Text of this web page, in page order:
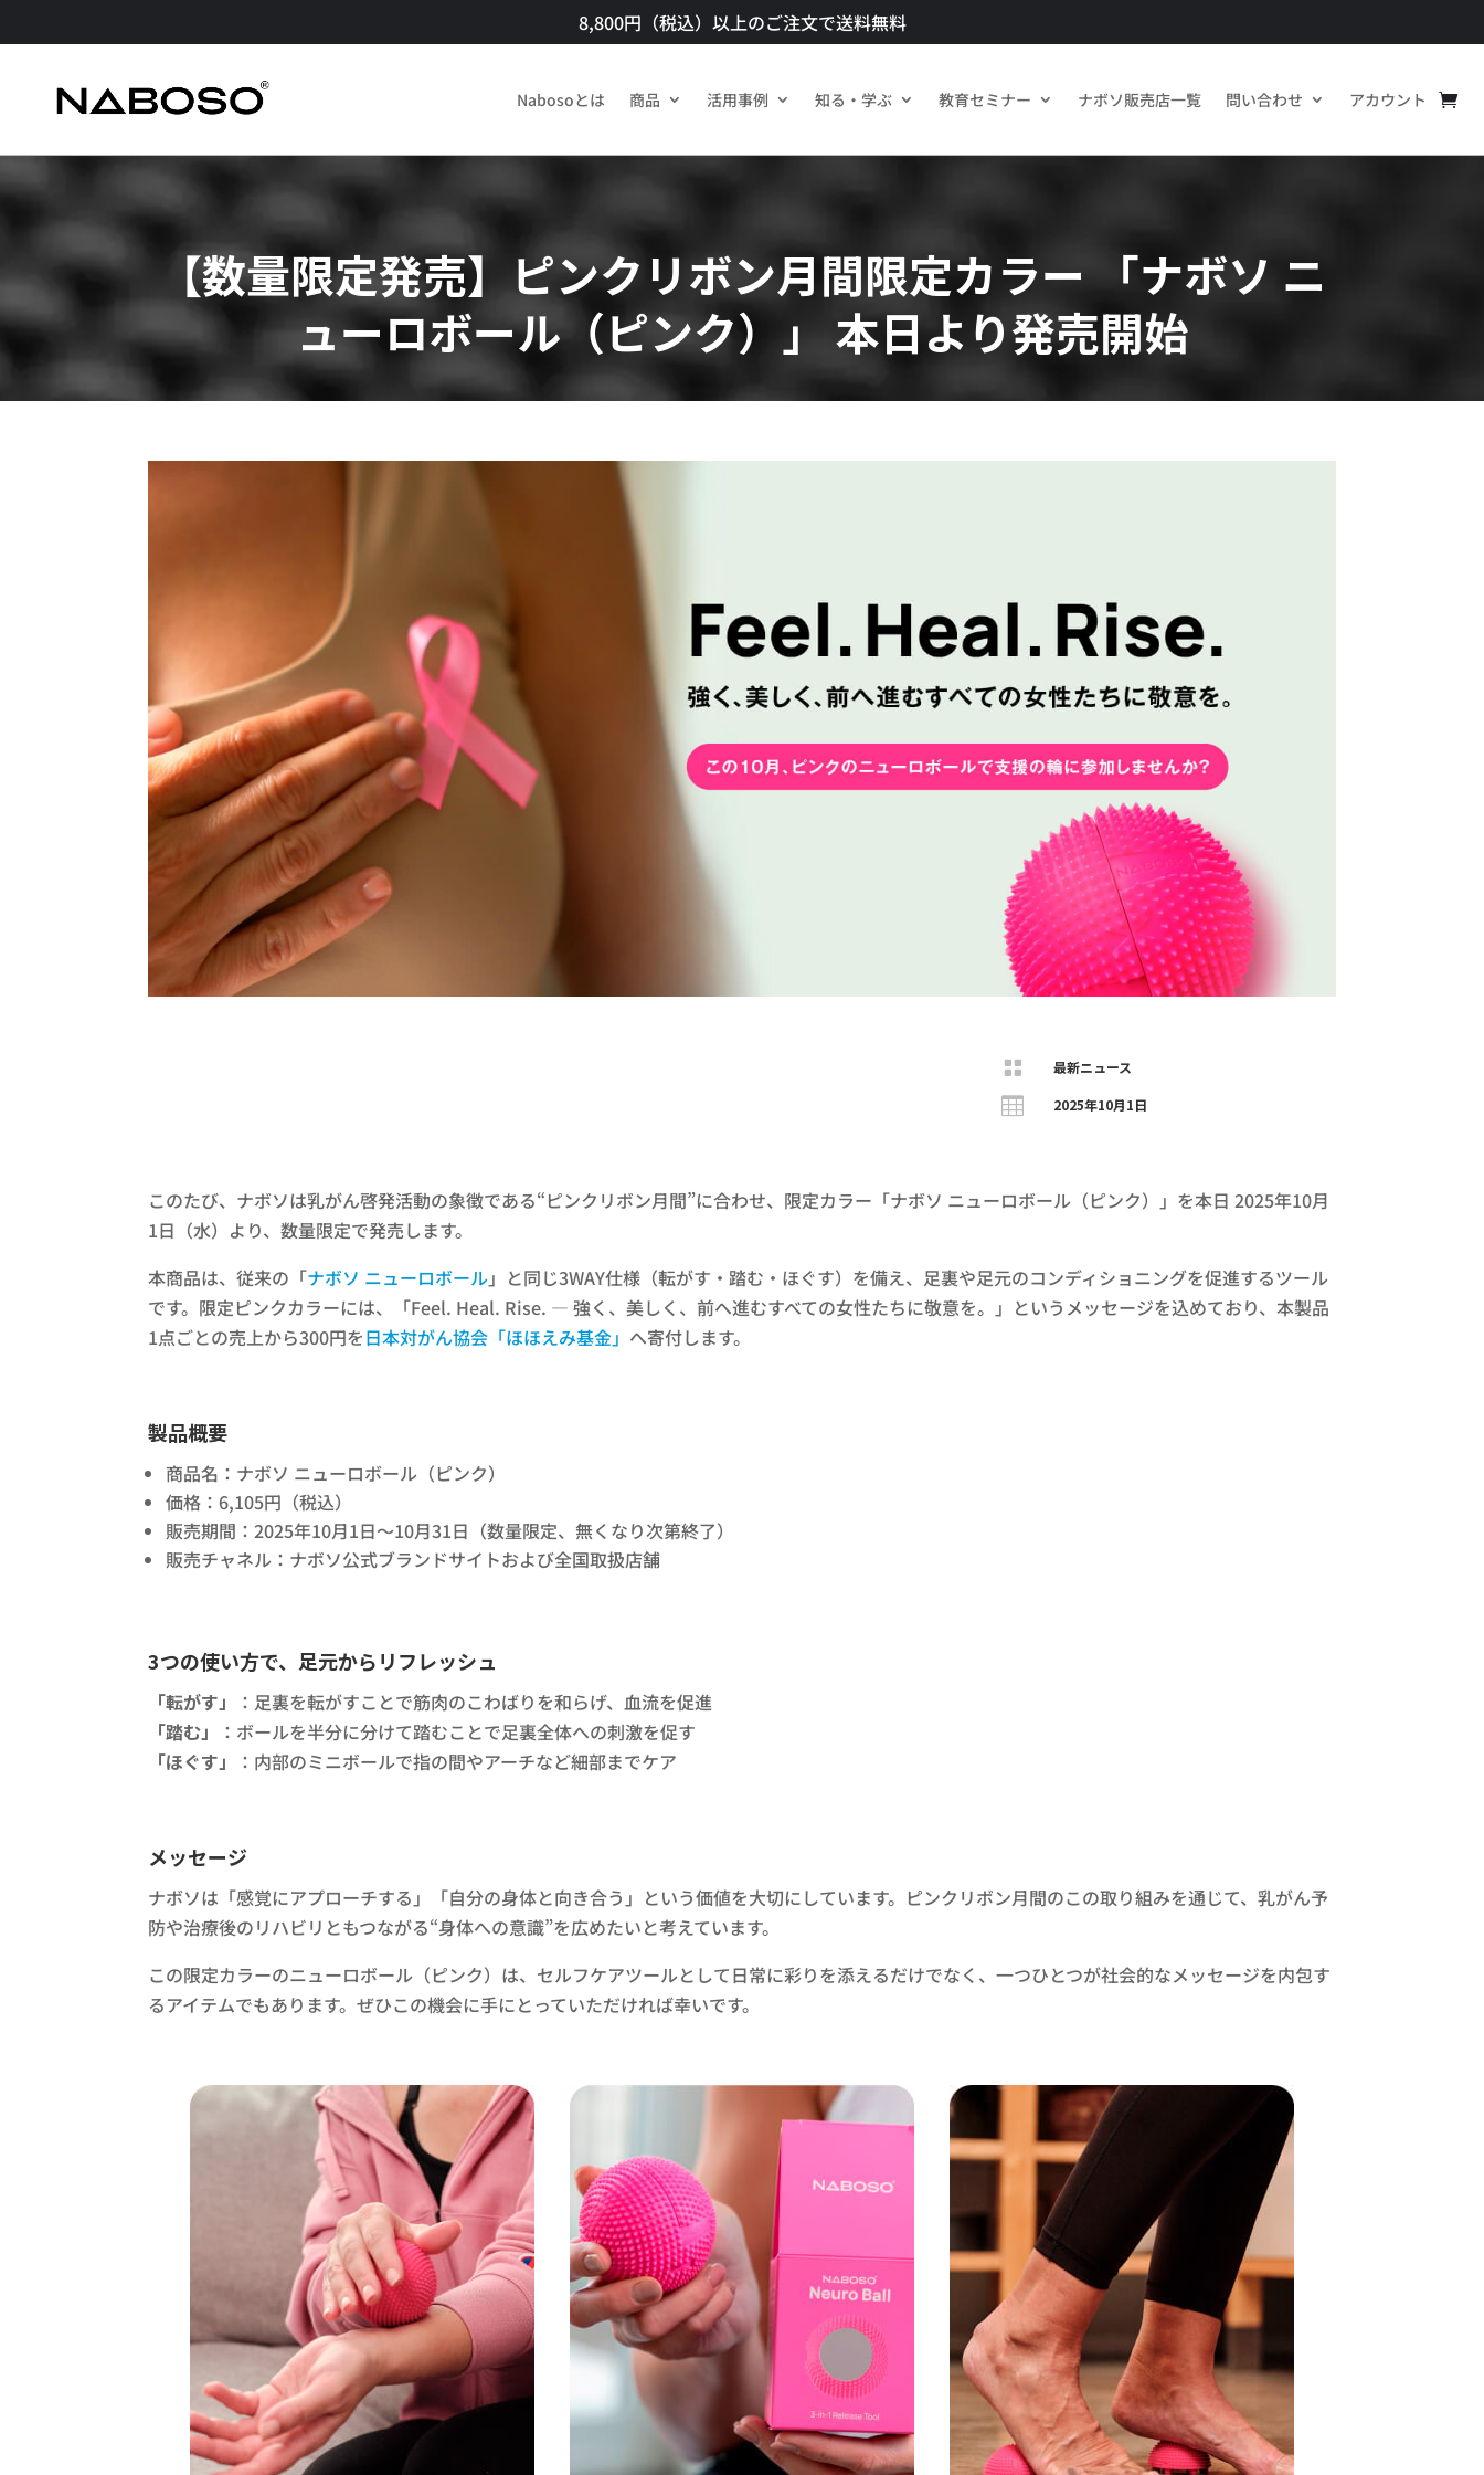
8,800円（税込）以上のご注文で送料無料​
Nabosoとは 商品​ 活用事例 知る・学ぶ 教育セミナー ナボソ販売店一覧 問い合わせ アカウント
【数量限定発売】ピンクリボン月間限定カラー 「ナボソ ニ
ューロボール（ピンク）」 本日より発売開始
 最新ニュース
 2025年10月1日
このたび、ナボソは乳がん啓発活動の象徴である“ピンクリボン月間”に合わせ、限定カラー「ナボソ ニューロボール（ピンク）」を本日 2025年10月
1日（水）より、数量限定で発売します。
本商品は、従来の「ナボソ ニューロボール」と同じ3WAY仕様（転がす・踏む・ほぐす）を備え、足裏や足元のコンディショニングを促進するツール
です。限定ピンクカラーには、「Feel. Heal. Rise. — 強く、美しく、前へ進むすべての女性たちに敬意を。」というメッセージを込めており、本製品
1点ごとの売上から300円を日本対がん協会「ほほえみ基金」 へ寄付します。
製品概要
商品名：ナボソ ニューロボール（ピンク）
価格：6,105円（税込）
販売期間：2025年10月1日〜10月31日（数量限定、無くなり次第終了）
販売チャネル：ナボソ公式ブランドサイトおよび全国取扱店舗
3つの使い方で、足元からリフレッシュ
「転がす」
：足裏を転がすことで筋肉のこわばりを和らげ、血流を促進
「踏む」
：ボールを半分に分けて踏むことで足裏全体への刺激を促す
「ほぐす」
：内部のミニボールで指の間やアーチなど細部までケア
メッセージ
ナボソは「感覚にアプローチする」「自分の身体と向き合う」という価値を大切にしています。ピンクリボン月間のこの取り組みを通じて、乳がん予
防や治療後のリハビリともつながる“身体への意識”を広めたいと考えています。
この限定カラーのニューロボール（ピンク）は、セルフケアツールとして日常に彩りを添えるだけでなく、一つひとつが社会的なメッセージを内包す
るアイテムでもあります。ぜひこの機会に手にとっていただければ幸いです。